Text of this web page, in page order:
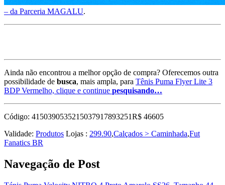
– da Parceria MAGALU.
Ainda não encontrou a melhor opção de compra? Oferecemos outra
possibilidade de busca, mais ampla, para Tênis Puma Flyer Lite 3
BDP Vermelho, clique e continue pesquisando…
Código: 4150390535215037917893251R$ 46605
Validade: Produtos Lojas : 299.90,Calçados > Caminhada,Fut
Fanatics BR
Navegação de Post